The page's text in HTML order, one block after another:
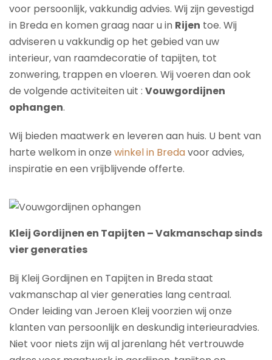
voor persoonlijk, vakkundig advies. Wij zijn gevestigd
in Breda en komen graag naar u in Rijen toe. Wij
adviseren u vakkundig op het gebied van uw
interieur, van raamdecoratie of tapijten, tot
zonwering, trappen en vloeren. Wij voeren dan ook
de volgende activiteiten uit : Vouwgordijnen
ophangen.
Wij bieden maatwerk en leveren aan huis. U bent van
harte welkom in onze winkel in Bredavoor advies,
inspiratie en een vrijblijvende offerte.
Kleij Gordijnen en Tapijten – Vakmanschap sinds
vier generaties
Bij Kleij Gordijnen en Tapijten in Breda staat
vakmanschap al vier generaties lang centraal.
Onder leiding van Jeroen Kleij voorzien wij onze
klanten van persoonlijk en deskundig interieuradvies.
Niet voor niets zijn wij al jarenlang hét vertrouwde